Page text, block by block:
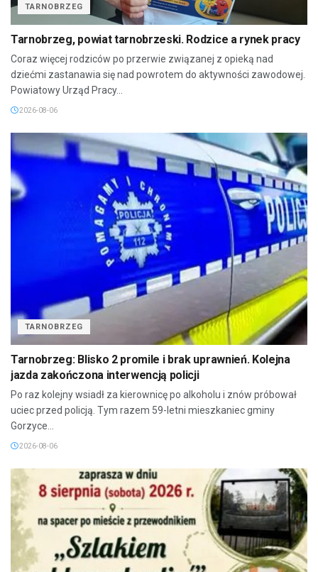
TARNOBRZEG
Tarnobrzeg, powiat tarnobrzeski. Rodzice a rynek pracy
Coraz więcej rodziców po przerwie związanej z opieką nad
dziećmi zastanawia się nad powrotem do aktywności zawodowej.
Powiatowy Urząd Pracy...
2026-08-06
TARNOBRZEG
Tarnobrzeg: Blisko 2 promile i brak uprawnień. Kolejna
jazda zakończona interwencją policji
Po raz kolejny wsiadł za kierownicę po alkoholu i znów próbował
uciec przed policją. Tym razem 59-letni mieszkaniec gminy
Gorzyce...
2026-08-06